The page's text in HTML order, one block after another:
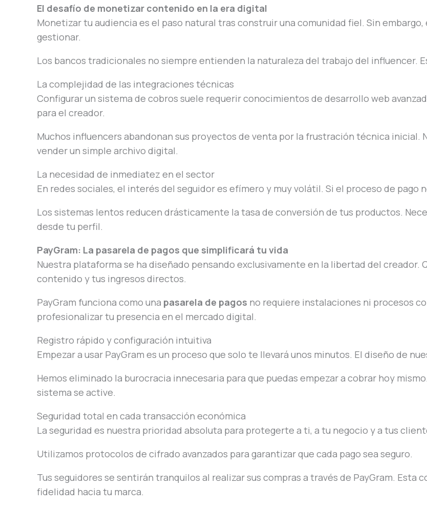
El desafío de monetizar contenido en la era digital
Monetizar tu audiencia es el paso natural tras construir una comunidad fiel. Sin
gestionar.
Los bancos tradicionales no siempre entienden la naturaleza del trabajo del influencer.
La complejidad de las integraciones técnicas
Configurar un sistema de cobros suele requerir conocimientos de desarrollo web
para el creador.
Muchos influencers abandonan sus proyectos de venta por la frustración técnica inicial.
vender un simple archivo digital.
La necesidad de inmediatez en el sector
En redes sociales, el interés del seguidor es efímero y muy volátil. Si el proceso de
Los sistemas lentos reducen drásticamente la tasa de conversión de tus productos.
desde tu perfil.
PayGram: La pasarela de pagos que simplificará tu vida
Nuestra plataforma se ha diseñado pensando exclusivamente en la libertad del
contenido y tus ingresos directos.
PayGram funciona como una pasarela de pagos no requiere instalaciones ni procesos
profesionalizar tu presencia en el mercado digital.
Registro rápido y configuración intuitiva
Empezar a usar PayGram es un proceso que solo te llevará unos minutos. El diseño de
Hemos eliminado la burocracia innecesaria para que puedas empezar a cobrar hoy
sistema se active.
Seguridad total en cada transacción económica
La seguridad es nuestra prioridad absoluta para protegerte a ti, a tu negocio y a tus
Utilizamos protocolos de cifrado avanzados para garantizar que cada pago sea seguro.
Tus seguidores se sentirán tranquilos al realizar sus compras a través de PayGram.
fidelidad hacia tu marca.